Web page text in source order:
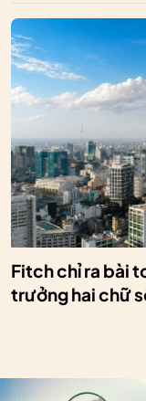
Fitch chỉ ra bài
trưởng hai chữ